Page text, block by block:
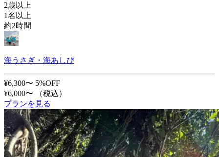
2歳以上
1名以上
約2時間
海うさぎ・海あしび
¥6,300〜 5%OFF
¥6,000〜
（税込）
プランを見る